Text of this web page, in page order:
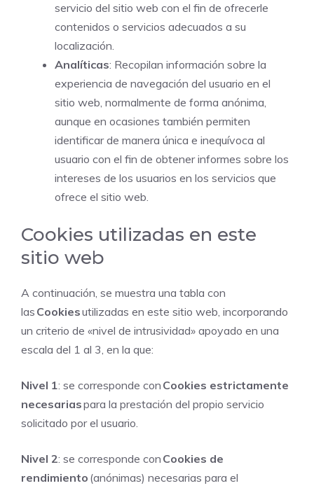
servicio del sitio web con el fin de ofrecerle
contenidos o servicios adecuados a su
localización.
Analíticas: Recopilan información sobre la
experiencia de navegación del usuario en el
sitio web, normalmente de forma anónima,
aunque en ocasiones también permiten
identificar de manera única e inequívoca al
usuario con el fin de obtener informes sobre los
intereses de los usuarios en los servicios que
ofrece el sitio web.
Cookies utilizadas en este
sitio web
A continuación, se muestra una tabla con
las Cookiesutilizadas en este sitio web, incorporando
un criterio de «nivel de intrusividad» apoyado en una
escala del 1 al 3, en la que:
Nivel 1: se corresponde con Cookies estrictamente
necesariaspara la prestación del propio servicio
solicitado por el usuario.
Nivel 2: se corresponde con Cookies de
rendimiento (anónimas) necesarias para el